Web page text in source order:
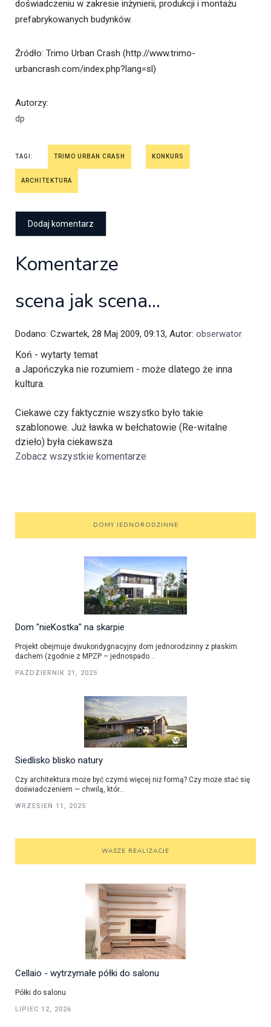
doświadczeniu w zakresie inżynierii, produkcji i montażu
prefabrykowanych budynków.
Źródło: Trimo Urban Crash (http://www.trimo-
urbancrash.com/index.php?lang=sl)
Autorzy:
dp
TAGI: TRIMO URBAN CRASH KONKURS
ARCHITEKTURA
Komentarze
scena jak scena...
Dodano: Czwartek, 28 Maj 2009, 09:13, Autor: obserwator
Koń - wytarty temat
a Japończyka nie rozumiem - może dlatego że inna
kultura.
Ciekawe czy faktycznie wszystko było takie
szablonowe. Już ławka w bełchatowie (Re-witalne
dzieło) była ciekawsza
Zobacz wszystkie komentarze
DOMY JEDNORODZINNE
Dom "nieKostka" na skarpie
Projekt obejmuje dwukondygnacyjny dom jednorodzinny z płaskim
dachem (zgodnie z MPZP – jednospado...
PAŹDZIERNIK 21, 2025
Siedlisko blisko natury
Czy architektura może być czymś więcej niż formą? Czy może stać się
doświadczeniem — chwilą, któr...
WRZESIEŃ 11, 2025
WASZE REALIZACJE
Cellaio - wytrzymałe półki do salonu
Półki do salonu
LIPIEC 12, 2026